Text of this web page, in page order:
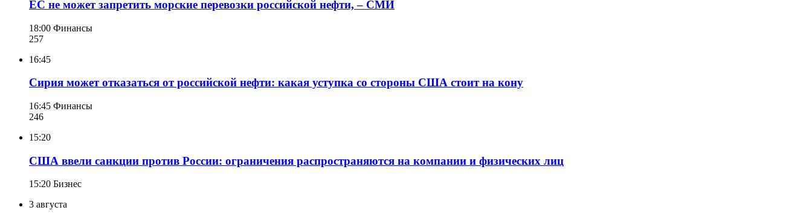
ЕС не может запретить морские перевозки российской нефти, – СМИ
18:00 Финансы
257
16:45
Сирия может отказаться от российской нефти: какая уступка со стороны США стоит на кону
16:45 Финансы
246
15:20
США ввели санкции против России: ограничения распространяются на компании и физических лиц
15:20 Бизнес
3 августа